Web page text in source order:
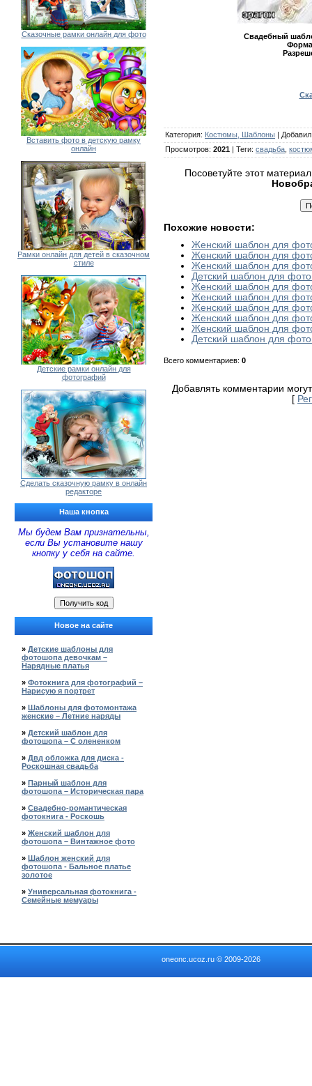
Сказочные рамки онлайн для фото
Вставить фото в детскую рамку
онлайн
Рамки онлайн для детей в сказочном
стиле
Детские рамки онлайн для
фотографий
Сделать сказочную рамку в онлайн
редакторе
Наша кнопка
Мы будем Вам признательны,
если Вы установите нашу
кнопку у себя на сайте.
Новое на сайте
» Детские шаблоны для
фотошопа девочкам –
Нарядные платья
» Фотокнига для фотографий –
Нарисую я портрет
» Шаблоны для фотомонтажа
женские – Летние наряды
» Детский шаблон для
фотошопа – С олененком
» Двд обложка для диска -
Роскошная свадьба
» Парный шаблон для
фотошопа – Историческая пара
» Свадебно-романтическая
фотокнига - Роскошь
» Женский шаблон для
фотошопа – Винтажное фото
» Шаблон женский для
фотошопа - Бальное платье
золотое
» Универсальная фотокнига -
Семейные мемуары
Свадебный
Категория: Костюмы, Шаблоны | Добавил
Просмотров: 2021 | Теги: свадьба
Посоветуйте этот
Похожие новости:
Женский шаблон для
Женский шаблон для
Женский шаблон для
Детский шаблон для
Женский шаблон для
Женский шаблон для
Женский шаблон для
Женский шаблон для
Женский шаблон для
Детский шаблон для
Всего комментариев: 0
Добавлять комментарии
[
oneonc.ucoz.ru © 2009-2026